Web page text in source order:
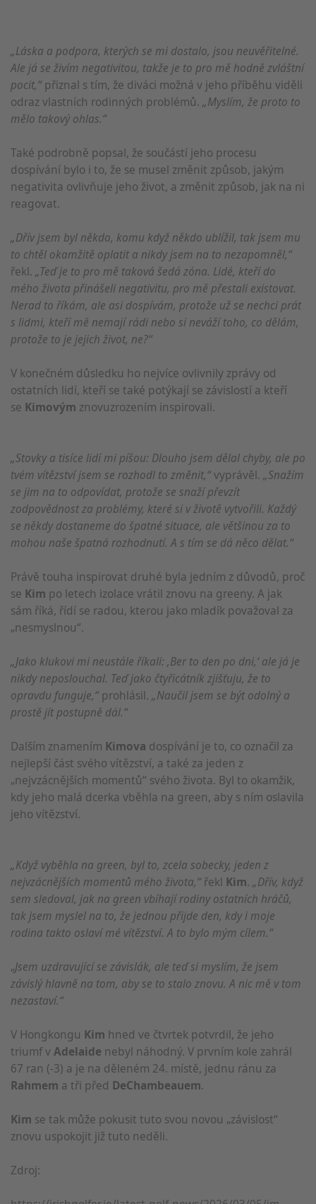
„Láska a podpora, kterých se mi dostalo, jsou neuvěřitelné.
Ale já se živím negativitou, takže je to pro mě hodně zvláštní
pocit,“přiznal s tím, že diváci možná v jeho příběhu viděli
odraz vlastních rodinných problémů. „Myslím, že proto to
mělo takový ohlas.“
Také podrobně popsal, že součástí jeho procesu
dospívání bylo i to, že se musel změnit způsob, jakým
negativita ovlivňuje jeho život, a změnit způsob, jak na ni
reagovat.
„Dřív jsem byl někdo, komu když někdo ublížil, tak jsem mu
to chtěl okamžitě oplatit a nikdy jsem na to nezapomněl,“
řekl. „Teď je to pro mě taková šedá zóna. Lidé, kteří do
mého života přinášeli negativitu, pro mě přestali existovat.
Nerad to říkám, ale asi dospívám, protože už se nechci prát
s lidmi, kteří mě nemají rádi nebo si neváží toho, co dělám,
protože to je jejich život, ne?“
V konečném důsledku ho nejvíce ovlivnily zprávy od
ostatních lidí, kteří se také potýkají se závislostí a kteří
se Kimovým znovuzrozením inspirovali.
„Stovky a tisíce lidí mi píšou: Dlouho jsem dělal chyby, ale po
tvém vítězství jsem se rozhodl to změnit,“vyprávěl. „Snažím
se jim na to odpovídat, protože se snaží převzít
zodpovědnost za problémy, které si v životě vytvořili. Každý
se někdy dostaneme do špatné situace, ale většinou za to
mohou naše špatná rozhodnutí. A s tím se dá něco dělat.“
Právě touha inspirovat druhé byla jedním z důvodů, proč
se Kim po letech izolace vrátil znovu na greeny. A jak
sám říká, řídí se radou, kterou jako mladík považoval za
„nesmyslnou“.
„Jako klukovi mi neustále říkali: ‚Ber to den po dni,‘ ale já je
nikdy neposlouchal. Teď jako čtyřicátník zjišťuju, že to
opravdu funguje,“prohlásil. „Naučil jsem se být odolný a
prostě jít postupně dál.“
Dalším znamením Kimova dospívání je to, co označil za
nejlepší část svého vítězství, a také za jeden z
„nejvzácnějších momentů“ svého života. Byl to okamžik,
kdy jeho malá dcerka vběhla na green, aby s ním oslavila
jeho vítězství.
„Když vyběhla na green, byl to, zcela sobecky, jeden z
nejvzácnějších momentů mého života,“řekl Kim. „Dřív, když
sem sledoval, jak na green vbíhají rodiny ostatních hráčů,
tak jsem myslel na to, že jednou přijde den, kdy i moje
rodina takto oslaví mé vítězství. A to bylo mým cílem.“
„Jsem uzdravující se závislák, ale teď si myslím, že jsem
závislý hlavně na tom, aby se to stalo znovu. A nic mě v tom
nezastaví.“
V Hongkongu Kim hned ve čtvrtek potvrdil, že jeho
triumf vAdelaide nebyl náhodný. V prvním kole zahrál
67 ran (-3) a je na děleném 24. místě, jednu ránu za
Rahmem a tři před DeChambeauem.
Kim se tak může pokusit tuto svou novou „závislost“
znovu uspokojit již tuto neděli.
Zdroj: